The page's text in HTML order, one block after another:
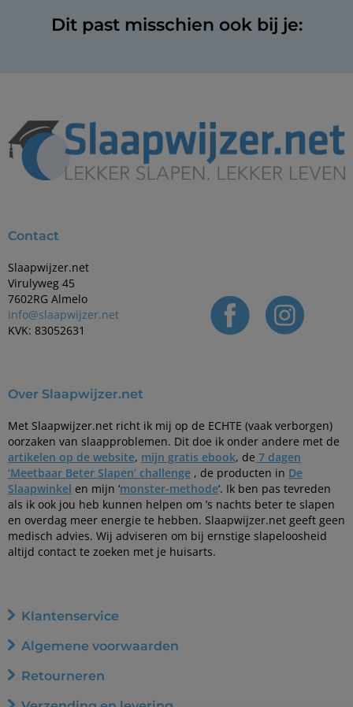
Dit past misschien ook bij je:
Contact
Slaapwijzer.net
Virulyweg 45
7602RG Almelo
info@slaapwijzer.net
KVK: 83052631
Over Slaapwijzer.net
Met Slaapwijzer.net richt ik mij op de ECHTE (vaak verborgen)
oorzaken van slaapproblemen. Dit doe ik onder andere met de
artikelen op de website, mijn gratis ebook, de 7 dagen
‘Meetbaar Beter Slapen’ challenge , de producten in De
Slaapwinkel en mijn ‘monster-methode‘. Ik ben pas tevreden
als ik ook jou heb kunnen helpen om ’s nachts beter te slapen
en overdag meer energie te hebben. Slaapwijzer.net geeft geen
medisch advies. Wij adviseren om bij ernstige slapeloosheid
altijd contact te zoeken met je huisarts.
Klantenservice
Algemene voorwaarden
Retourneren